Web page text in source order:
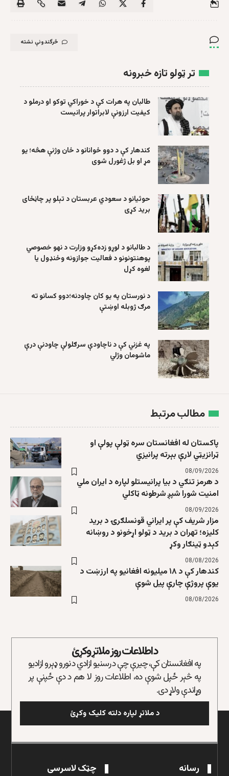
څرگندونې نشته
تر ټولو تازه خبرونه
طالبان په هرات کې د خوراکي توکو او درملو د
کیفیت ارزونې لابراتوار پرانیست
کندهار کې د دوو ځوانانو د ځان وژنې هڅه؛ یو
مړ او بل ژغورل شوی
حوثیانو د سعودي عربستان د تېلو پر چاڼځای
برید کړی
د طالبانو د لوړو زده‌کړو وزارت د نهو خصوصي
پوهنتونونو د فعالیت جوازونه وځنډول یا
لغوه کړل
د نورستان په یو کان چاودنه؛دوو کسانو ته
مرګ ژوبله اوښتې
په غزني کې د ناچاودې سرګلولې چاودنې درې
ماشومان وژلي
مطالب مرتبط
پاکستان له افغانستان سره ټولې پولې او
ټرانزیټي لارې بېرته پرانیزي
08/09/2026
د هرمز تنګي د بیا پرانیستلو لپاره د ایران ملي
امنیت شورا شپږ شرطونه ټاکلي
08/09/2026
مزار شریف کې پر ایراني قونسلګرۍ د برید
کلیزه؛ تهران د برید د ټولو اړخونو د روښانه
کېدو ټینګار وکړ
08/08/2026
کندهار کې د ۱۸ میلیونه افغانیو په ارزښت د
یوې پروژې چارې پیل شوې
08/08/2026
د اطلاعات روز ملاتړ وکړئ
په افغانستان کې، چیرې چې د رسنیو ازادي د نورو ډېرو ازادیو
په څېر ځپل شوې ده، اطلاعات روز لا هم د دې ځپنې پر
وړاندې ولاړ دی.
د ملاتړ لپاره دلته کلیک وکړئ
رسانه چټک لاسرسی